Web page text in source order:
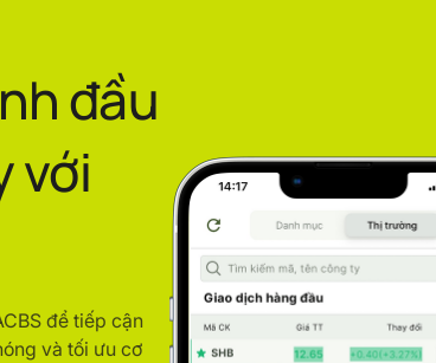
đầu
với
để tiếp cận
và tối ưu cơ